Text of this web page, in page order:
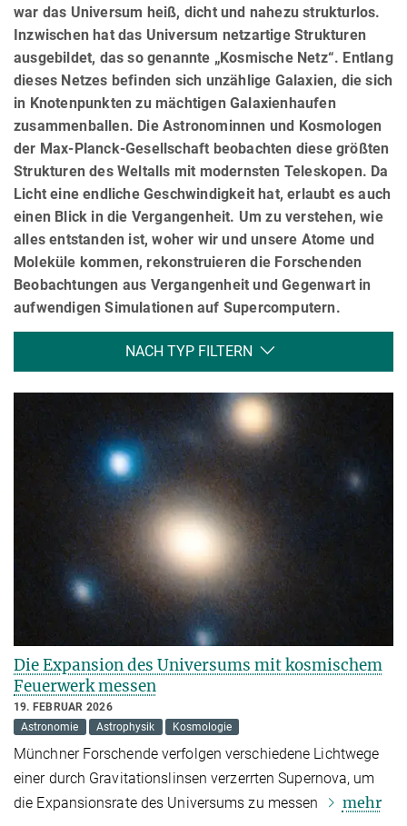
war das Universum heiß, dicht und nahezu strukturlos.
Inzwischen hat das Universum netzartige Strukturen
ausgebildet, das so genannte „Kosmische Netz“. Entlang
dieses Netzes befinden sich unzählige Galaxien, die sich
in Knotenpunkten zu mächtigen Galaxienhaufen
zusammenballen. Die Astronominnen und Kosmologen
der Max-Planck-Gesellschaft beobachten diese größten
Strukturen des Weltalls mit modernsten Teleskopen. Da
Licht eine endliche Geschwindigkeit hat, erlaubt es auch
einen Blick in die Vergangenheit. Um zu verstehen, wie
alles entstanden ist, woher wir und unsere Atome und
Moleküle kommen, rekonstruieren die Forschenden
Beobachtungen aus Vergangenheit und Gegenwart in
aufwendigen Simulationen auf Supercomputern.
NACH TYP FILTERN
Die Expansion des Universums mit kosmischem
Feuerwerk messen
19. FEBRUAR 2026
Astronomie
Astrophysik Kosmologie
Münchner Forschende verfolgen verschiedene Lichtwege
einer durch Gravitationslinsen verzerrten Supernova, um
die Expansionsrate des Universums zu messen
mehr